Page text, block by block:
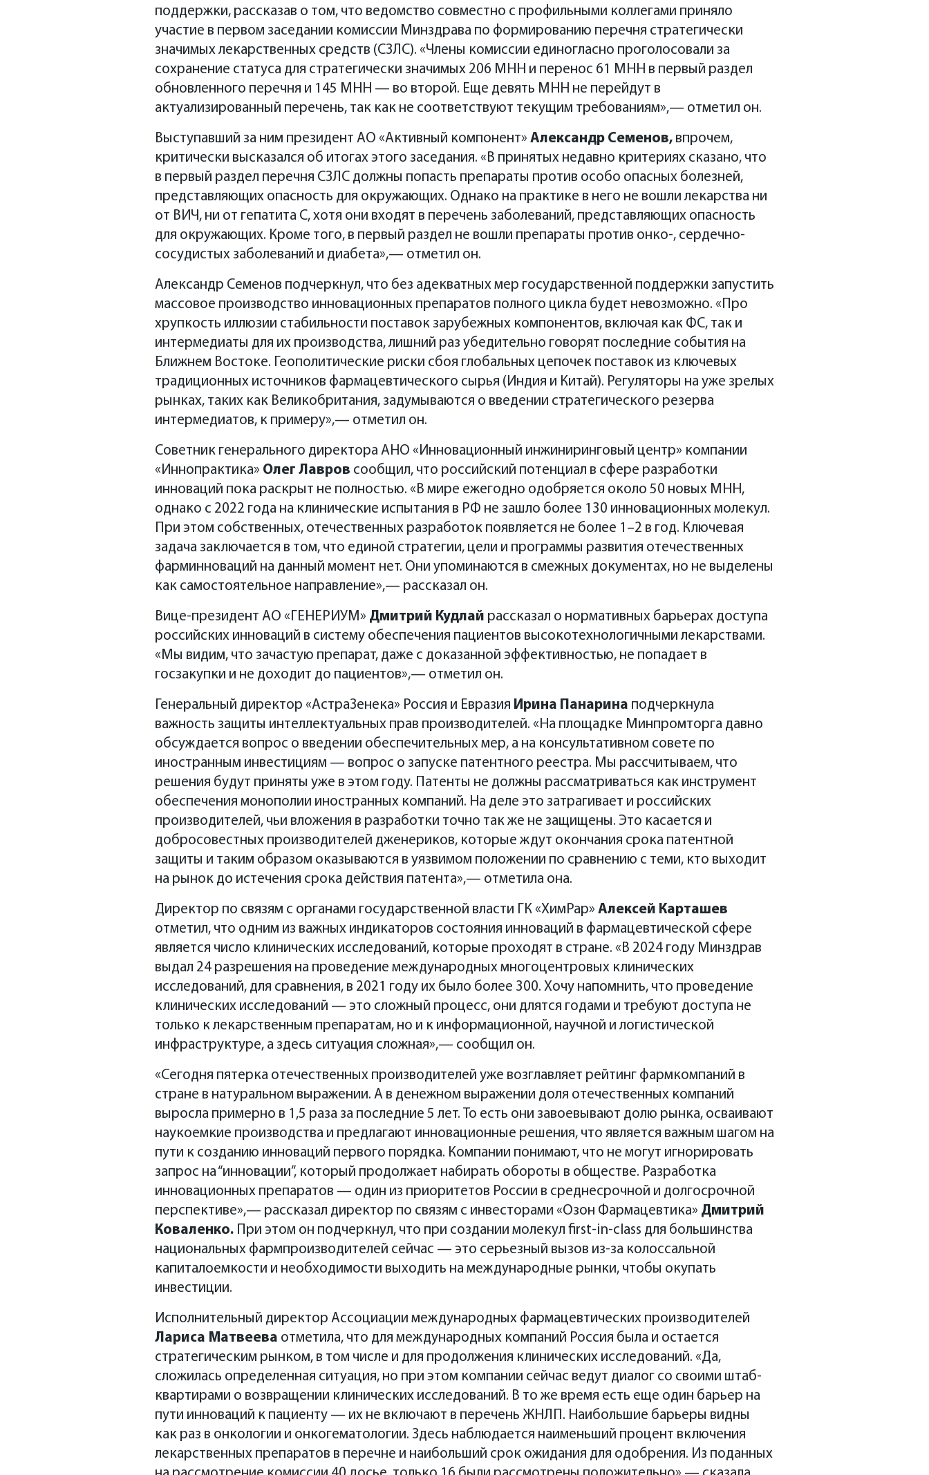
поддержки, рассказав о том, что ведомство совместно с профильными коллегами приняло
участие в первом заседании комиссии Минздрава по формированию перечня стратегически
значимых лекарственных средств (СЗЛС). «Члены комиссии единогласно проголосовали за
сохранение статуса для стратегически значимых 206 МНН и перенос 61 МНН в первый раздел
обновленного перечня и 145 МНН — во второй. Еще девять МНН не перейдут в
актуализированный перечень, так как не соответствуют текущим требованиям»,— отметил он.
Выступавший за ним президент АО «Активный компонент» Александр Семенов, впрочем,
критически высказался об итогах этого заседания. «В принятых недавно критериях сказано, что
в первый раздел перечня СЗЛС должны попасть препараты против особо опасных болезней,
представляющих опасность для окружающих. Однако на практике в него не вошли лекарства ни
от ВИЧ, ни от гепатита С, хотя они входят в перечень заболеваний, представляющих опасность
для окружающих. Кроме того, в первый раздел не вошли препараты против онко-, сердечно-
сосудистых заболеваний и диабета»,— отметил он.
Александр Семенов подчеркнул, что без адекватных мер государственной поддержки запустить
массовое производство инновационных препаратов полного цикла будет невозможно. «Про
хрупкость иллюзии стабильности поставок зарубежных компонентов, включая как ФС, так и
интермедиаты для их производства, лишний раз убедительно говорят последние события на
Ближнем Востоке. Геополитические риски сбоя глобальных цепочек поставок из ключевых
традиционных источников фармацевтического сырья (Индия и Китай). Регуляторы на уже зрелых
рынках, таких как Великобритания, задумываются о введении стратегического резерва
интермедиатов, к примеру»,— отметил он.
Советник генерального директора АНО «Инновационный инжиниринговый центр» компании
«Иннопрактика» Олег Лавров сообщил, что российский потенциал в сфере разработки
инноваций пока раскрыт не полностью. «В мире ежегодно одобряется около 50 новых МНН,
однако с 2022 года на клинические испытания в РФ не зашло более 130 инновационных молекул.
При этом собственных, отечественных разработок появляется не более 1–2 в год. Ключевая
задача заключается в том, что единой стратегии, цели и программы развития отечественных
фарминноваций на данный момент нет. Они упоминаются в смежных документах, но не выделены
как самостоятельное направление»,— рассказал он.
Вице-президент АО «ГЕНЕРИУМ» Дмитрий Кудлай рассказал о нормативных барьерах доступа
российских инноваций в систему обеспечения пациентов высокотехнологичными лекарствами.
«Мы видим, что зачастую препарат, даже с доказанной эффективностью, не попадает в
госзакупки и не доходит до пациентов»,— отметил он.
Генеральный директор «АстраЗенека» Россия и Евразия Ирина Панарина подчеркнула
важность защиты интеллектуальных прав производителей. «На площадке Минпромторга давно
обсуждается вопрос о введении обеспечительных мер, а на консультативном совете по
иностранным инвестициям — вопрос о запуске патентного реестра. Мы рассчитываем, что
решения будут приняты уже в этом году. Патенты не должны рассматриваться как инструмент
обеспечения монополии иностранных компаний. На деле это затрагивает и российских
производителей, чьи вложения в разработки точно так же не защищены. Это касается и
добросовестных производителей дженериков, которые ждут окончания срока патентной
защиты и таким образом оказываются в уязвимом положении по сравнению с теми, кто выходит
на рынок до истечения срока действия патента»,— отметила она.
Директор по связям с органами государственной власти ГК «ХимРар» Алексей Карташев
отметил, что одним из важных индикаторов состояния инноваций в фармацевтической сфере
является число клинических исследований, которые проходят в стране. «В 2024 году Минздрав
выдал 24 разрешения на проведение международных многоцентровых клинических
исследований, для сравнения, в 2021 году их было более 300. Хочу напомнить, что проведение
клинических исследований — это сложный процесс, они длятся годами и требуют доступа не
только к лекарственным препаратам, но и к информационной, научной и логистической
инфраструктуре, а здесь ситуация сложная»,— сообщил он.
«Сегодня пятерка отечественных производителей уже возглавляет рейтинг фармкомпаний в
стране в натуральном выражении. А в денежном выражении доля отечественных компаний
выросла примерно в 1,5 раза за последние 5 лет. То есть они завоевывают долю рынка, осваивают
наукоемкие производства и предлагают инновационные решения, что является важным шагом на
пути к созданию инноваций первого порядка. Компании понимают, что не могут игнорировать
запрос на “инновации”, который продолжает набирать обороты в обществе. Разработка
инновационных препаратов — один из приоритетов России в среднесрочной и долгосрочной
перспективе»,— рассказал директор по связям с инвесторами «Озон Фармацевтика» Дмитрий
Коваленко. При этом он подчеркнул, что при создании молекул first-in-class для большинства
национальных фармпроизводителей сейчас — это серьезный вызов из-за колоссальной
капиталоемкости и необходимости выходить на международные рынки, чтобы окупать
инвестиции.
Исполнительный директор Ассоциации международных фармацевтических производителей
Лариса Матвеева отметила, что для международных компаний Россия была и остается
стратегическим рынком, в том числе и для продолжения клинических исследований. «Да,
сложилась определенная ситуация, но при этом компании сейчас ведут диалог со своими штаб-
квартирами о возвращении клинических исследований. В то же время есть еще один барьер на
пути инноваций к пациенту — их не включают в перечень ЖНЛП. Наибольшие барьеры видны
как раз в онкологии и онкогематологии. Здесь наблюдается наименьший процент включения
лекарственных препаратов в перечне и наибольший срок ожидания для одобрения. Из поданных